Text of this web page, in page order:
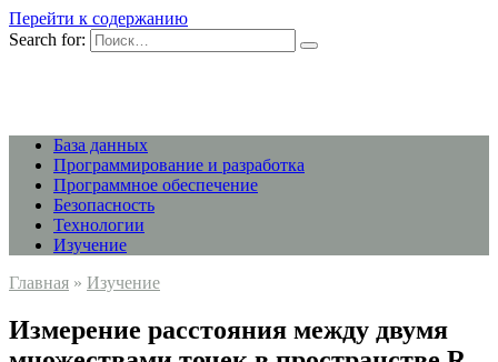
Перейти к содержанию
Search for:
База данных
Программирование и разработка
Программное обеспечение
Безопасность
Технологии
Изучение
Главная » Изучение
Измерение расстояния между двумя